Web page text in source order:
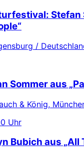
Stefan
/
Sommer aus
& König,
Uhr
Bubich aus „All